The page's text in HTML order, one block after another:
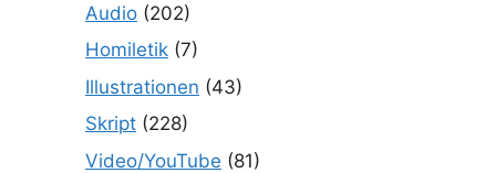
Audio (202)
Homiletik (7)
Illustrationen (43)
Skript (228)
Video/YouTube (81)